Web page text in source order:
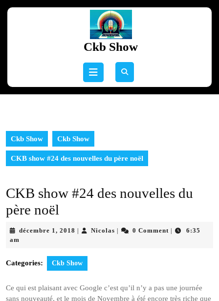
Ckb Show
Open
Ckb Show Ckb Show
CKB show #24 des nouvelles du père noël
CKB show #24 des nouvelles du
père noël
décembre 1, 2018 décembre
Nicolas Nicolas0 Comment
6:35
am
Categories: Ckb Show
Ce qui est plaisant avec Google c’est qu’il n’y a pas une journée
sans nouveauté, et le mois de Novembre à été encore très riche que